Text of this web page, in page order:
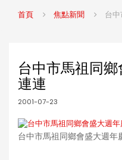
首頁 焦點新聞 台
台中市馬祖同
連連
2001-07-23
台中市馬祖同鄉會盛大週年